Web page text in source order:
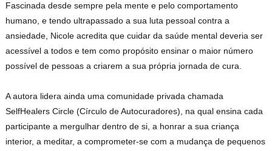
Fascinada desde sempre pela mente e pelo comportamento
humano, e tendo ultrapassado a sua luta pessoal contra a
ansiedade, Nicole acredita que cuidar da saúde mental deveria ser
acessível a todos e tem como propósito ensinar o maior número
possível de pessoas a criarem a sua própria jornada de cura.
A autora lidera ainda uma comunidade privada chamada
SelfHealers Circle (Círculo de Autocuradores), na qual ensina cada
participante a mergulhar dentro de si, a honrar a sua criança
interior, a meditar, a comprometer-se com a mudança de pequenos